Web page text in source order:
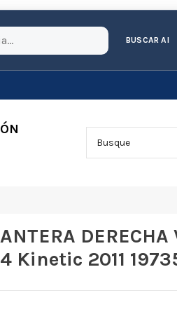
BUSCAR AI
DERECHA
Kinetic 2011